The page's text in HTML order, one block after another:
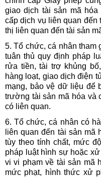
giao dịch tài sản mã
cấp dịch vụ liên quan đến
thị liên quan đến tài sản
5. Tổ chức, cá nhân tham
tuân thủ quy định pháp
rửa tiền, tài trợ khủng
hàng loạt, giao dịch điện
mạng, bảo vệ dữ liệu để
trường tài sản mã hóa và
có liên quan.
6. Tổ chức, cá nhân có
liên quan đến tài sản mã
tùy theo tính chất, mức
pháp luật hình sự hoặc
vi vi phạm về tài sản mã
mức phạt, hình thức xử